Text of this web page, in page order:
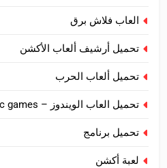
العاب فلاش برق
تحميل أرشيف ألعاب الأكشن
تحميل ألعاب الحرب
تحميل العاب الويندوز – download pc games
تحميل برنامج
لعبة أكشن